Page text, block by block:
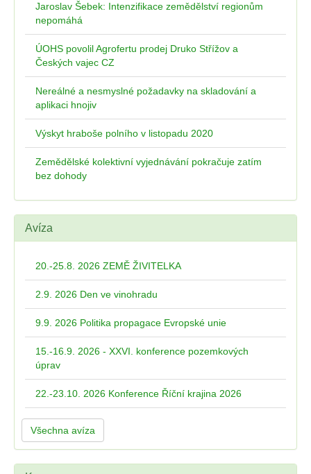
Jaroslav Šebek: Intenzifikace zemědělství regionům
nepomáhá
ÚOHS povolil Agrofertu prodej Druko Střížov a
Českých vajec CZ
Nereálné a nesmyslné požadavky na skladování a
aplikaci hnojiv
Výskyt hraboše polního v listopadu 2020
Zemědělské kolektivní vyjednávání pokračuje zatím
bez dohody
Avíza
20.-25.8. 2026 ZEMĚ ŽIVITELKA
2.9. 2026 Den ve vinohradu
9.9. 2026 Politika propagace Evropské unie
15.-16.9. 2026 - XXVI. konference pozemkových
úprav
22.-23.10. 2026 Konference Říční krajina 2026
Všechna avíza